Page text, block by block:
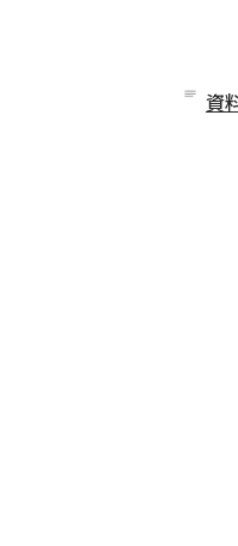
資